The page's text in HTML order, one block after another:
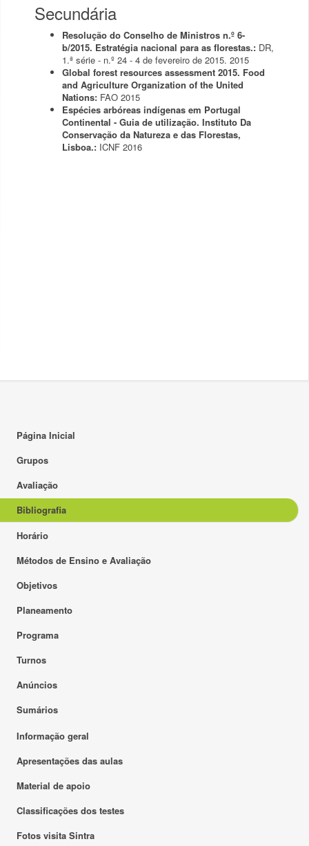
Secundária
Resolução do Conselho de Ministros n.º 6-
b/2015. Estratégia nacional para as florestas.: DR,
1.ª série - n.º 24 - 4 de fevereiro de 2015. 2015
Global forest resources assessment 2015. Food
and Agriculture Organization of the United
Nations: FAO 2015
Espécies arbóreas indígenas em Portugal
Continental - Guia de utilização. Instituto Da
Conservação da Natureza e das Florestas,
Lisboa.: ICNF 2016
Página Inicial
Grupos
Avaliação
Bibliografia
Horário
Métodos de Ensino e Avaliação
Objetivos
Planeamento
Programa
Turnos
Anúncios
Sumários
Informação geral
Apresentações das aulas
Material de apoio
Classificações dos testes
Fotos visita Sintra